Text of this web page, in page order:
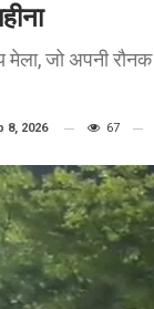
जो अपनी
8, 2026 67